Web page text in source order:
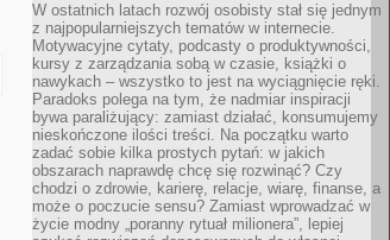
W ostatnich latach rozwój osobisty stał się jednym
z najpopularniejszych tematów w internecie.
Motywacyjne cytaty, podcasty o produktywności,
kursy z zarządzania sobą w czasie, książki o
nawykach – wszystko to jest na wyciągnięcie ręki.
Paradoks polega na tym, że nadmiar inspiracji
bywa paraliżujący: zamiast działać, konsumujemy
nieskończone ilości treści. Na początku warto
zadać sobie kilka prostych pytań: w jakich
obszarach naprawdę chcę się rozwinąć? Czy
chodzi o zdrowie, karierę, relacje, wiarę, finanse, a
może o poczucie sensu? Zamiast wprowadzać w
życie modny „poranny rytuał milionera”, lepiej